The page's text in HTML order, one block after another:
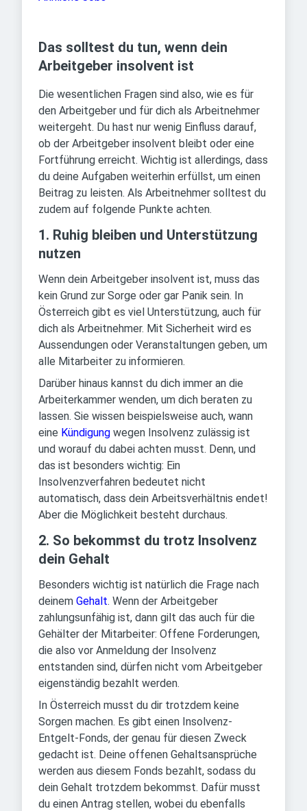
Das solltest du tun, wenn dein
Arbeitgeber insolvent ist
Die wesentlichen Fragen sind also, wie es für
den Arbeitgeber und für dich als Arbeitnehmer
weitergeht. Du hast nur wenig Einfluss darauf,
ob der Arbeitgeber insolvent bleibt oder eine
Fortführung erreicht. Wichtig ist allerdings, dass
du deine Aufgaben weiterhin erfüllst, um einen
Beitrag zu leisten. Als Arbeitnehmer solltest du
zudem auf folgende Punkte achten.
1. Ruhig bleiben und Unterstützung
nutzen
Wenn dein Arbeitgeber insolvent ist, muss das
kein Grund zur Sorge oder gar Panik sein. In
Österreich gibt es viel Unterstützung, auch für
dich als Arbeitnehmer. Mit Sicherheit wird es
Aussendungen oder Veranstaltungen geben, um
alle Mitarbeiter zu informieren.
Darüber hinaus kannst du dich immer an die
Arbeiterkammer wenden, um dich beraten zu
lassen. Sie wissen beispielsweise auch, wann
eine Kündigung wegen Insolvenz zulässig ist
und worauf du dabei achten musst. Denn, und
das ist besonders wichtig: Ein
Insolvenzverfahren bedeutet nicht
automatisch, dass dein Arbeitsverhältnis endet!
Aber die Möglichkeit besteht durchaus.
2. So bekommst du trotz Insolvenz
dein Gehalt
Besonders wichtig ist natürlich die Frage nach
deinem Gehalt. Wenn der Arbeitgeber
zahlungsunfähig ist, dann gilt das auch für die
Gehälter der Mitarbeiter: Offene Forderungen,
die also vor Anmeldung der Insolvenz
entstanden sind, dürfen nicht vom Arbeitgeber
eigenständig bezahlt werden.
In Österreich musst du dir trotzdem keine
Sorgen machen. Es gibt einen Insolvenz-
Entgelt-Fonds, der genau für diesen Zweck
gedacht ist. Deine offenen Gehaltsansprüche
werden aus diesem Fonds bezahlt, sodass du
dein Gehalt trotzdem bekommst. Dafür musst
du einen Antrag stellen, wobei du ebenfalls